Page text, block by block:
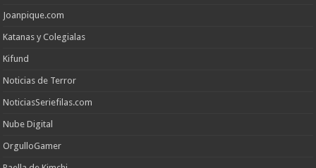
Joanpique.com
Katanas y Colegialas
Kifund
Noticias de Terror
NoticiasSeriefilas.com
Nube Digital
OrgulloGamer